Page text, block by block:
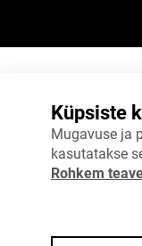
40%
60%
Küpsiste
Mugavuse ja
kasutatakse
Rohkem